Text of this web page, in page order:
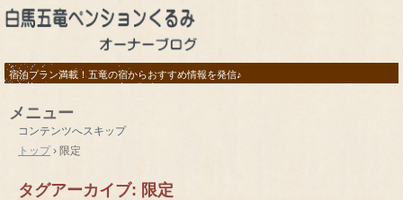
宿泊プラン満載！五竜の宿からおすすめ情報を発信♪
メニュー
コンテンツへスキップ
トップ › 限定
タグアーカイブ: 限定